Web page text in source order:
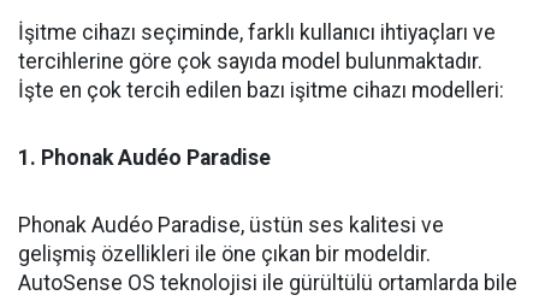
İşitme cihazı seçiminde, farklı kullanıcı ihtiyaçları ve
tercihlerine göre çok sayıda model bulunmaktadır.
İşte en çok tercih edilen bazı işitme cihazı modelleri:
1. Phonak Audéo Paradise
Phonak Audéo Paradise, üstün ses kalitesi ve
gelişmiş özellikleri ile öne çıkan bir modeldir.
AutoSense OS teknolojisi ile gürültülü ortamlarda bile